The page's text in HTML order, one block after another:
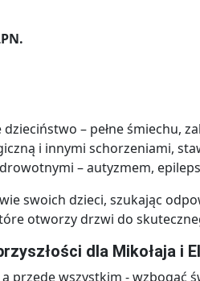
– pełne śmiechu,
i innymi schorzeniami,
– autyzmem,
swoich dzieci, szukając
otworzy drzwi do
dla Mikołaja i
przede wszystkim - wzbogać